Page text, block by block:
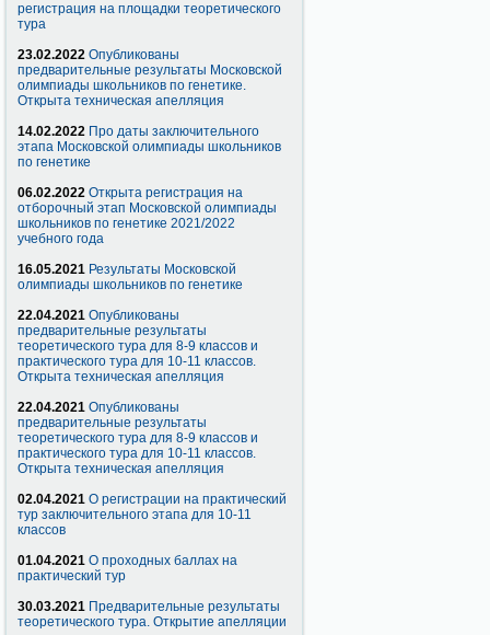
регистрация на площадки теоретического
тура
23.02.2022 Опубликованы
предварительные результаты Московской
олимпиады школьников по генетике.
Открыта техническая апелляция
14.02.2022 Про даты заключительного
этапа Московской олимпиады школьников
по генетике
06.02.2022 Открыта регистрация на
отборочный этап Московской олимпиады
школьников по генетике 2021/2022
учебного года
16.05.2021 Результаты Московской
олимпиады школьников по генетике
22.04.2021 Опубликованы
предварительные результаты
теоретического тура для 8-9 классов и
практического тура для 10-11 классов.
Открыта техническая апелляция
22.04.2021 Опубликованы
предварительные результаты
теоретического тура для 8-9 классов и
практического тура для 10-11 классов.
Открыта техническая апелляция
02.04.2021 О регистрации на практический
тур заключительного этапа для 10-11
классов
01.04.2021 О проходных баллах на
практический тур
30.03.2021 Предварительные результаты
теоретического тура. Открытие апелляции